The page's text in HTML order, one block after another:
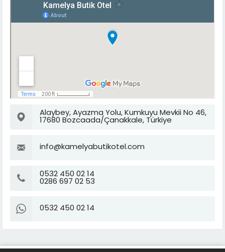
Alaybey, Ayazma Yolu, Kumkuyu Mevkii No 46,
17680 Bozcaada/Çanakkale, Türkiye
info@kamelyabutikotel.com
0532 450 02 14
0286 697 02 53
0532 450 02 14